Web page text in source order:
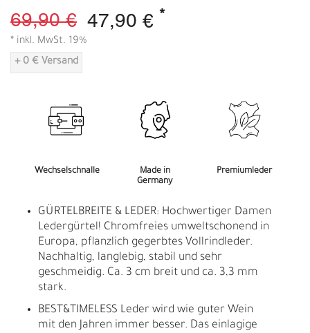
69,90 € 47,90 € *
* inkl. MwSt. 19%
+ 0 € Versand
Wechselschnalle
Made in
Germany
Premiumleder
GÜRTELBREITE & LEDER: Hochwertiger Damen
Ledergürtel! Chromfreies umweltschonend in
Europa, pflanzlich gegerbtes Vollrindleder.
Nachhaltig, langlebig, stabil und sehr
geschmeidig. Ca. 3 cm breit und ca. 3,3 mm
stark.
BEST&TIMELESS Leder wird wie guter Wein
mit den Jahren immer besser. Das einlagige